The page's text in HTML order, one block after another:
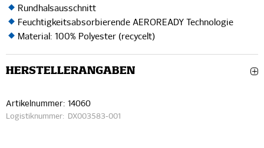
Rundhalsausschnitt
Feuchtigkeitsabsorbierende AEROREADY Technologie
Material: 100% Polyester (recycelt)
HERSTELLERANGABEN
Artikelnummer: 14060
Logistiknummer: DX003583-001